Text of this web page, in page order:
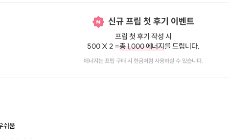
신규 프립 첫 후기 이벤트
프립 첫 후기 작성 시
500 X 2 =총 1,000 에너지를 드립니다.
에너지는 프립 구매 시 현금처럼 사용하실 수 있습니다.
쉬움